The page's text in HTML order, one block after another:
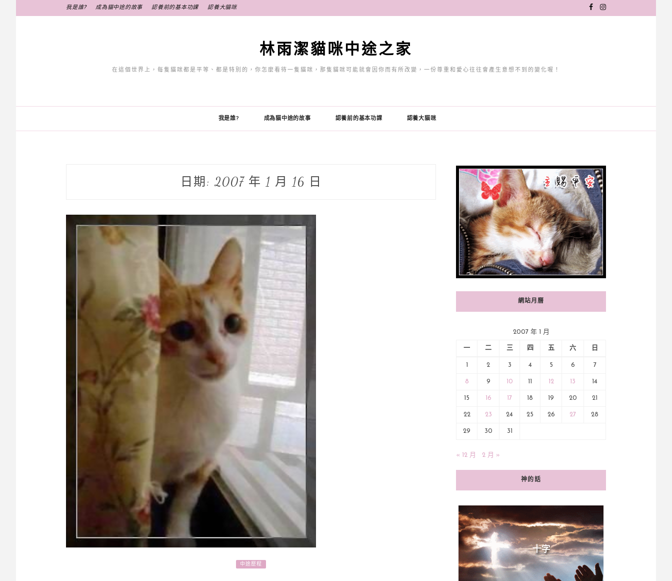
至
我是誰? 成為貓中途的故事 認養前的基本功課 認養大貓咪
林雨潔貓咪中途之家
在這個世界上，每隻貓咪都是平等、都是特別的，你怎麼看待一隻貓咪，那隻貓咪可能就會因你而有所改變，一份尊重和愛心往往會產生意想不到的變化喔！
我是誰? 成為貓中途的故事 認養前的基本功課 認養大貓咪
日期:2007 年 1 月 16 日
中途歷程
網站月曆
2007 年 1 月
一 二 三 四 五 六 日
2 3 4 5 6 7
8 9 10 12 13 14
15 16 17 18 19 20 21
22 23 24 25 26 27 28
29 30 31
« 12 月 2 月 »
神的話